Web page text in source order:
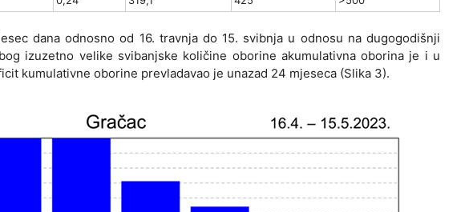
dana odnosno od 16. travnja do 15. svibnja u odnosu na dugogodišnji
izuzetno velike svibanjske količine oborine akumulativna oborina je i u
kumulativne oborine prevladavao je unazad 24 mjeseca (Slika 3).